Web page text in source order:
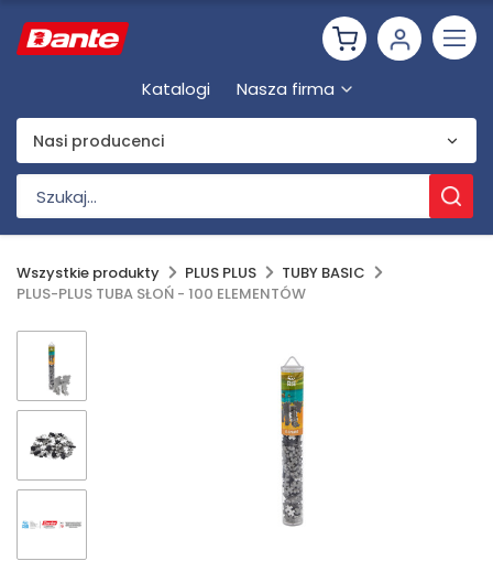
Katalogi Nasza firma
Nasi producenci
Wszystkie produkty PLUS PLUS
TUBY BASIC
PLUS-PLUS TUBA SŁOŃ - 100 ELEMENTÓW